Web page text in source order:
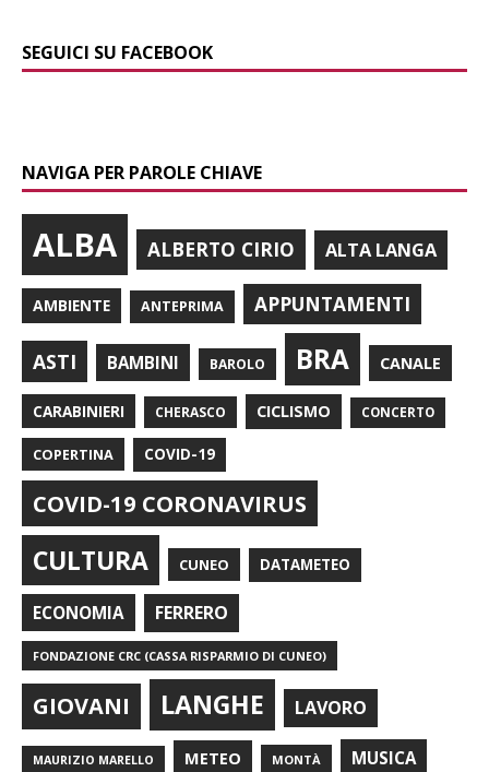
SEGUICI SU FACEBOOK
NAVIGA PER PAROLE CHIAVE
ALBA ALBERTO CIRIO ALTA LANGA
AMBIENTE ANTEPRIMA APPUNTAMENTI
ASTI BAMBINI BAROLO BRA CANALE
CARABINIERI CHERASCO CICLISMO CONCERTO
COPERTINA COVID-19
COVID-19 CORONAVIRUS
CULTURA CUNEO DATAMETEO
ECONOMIA FERRERO
FONDAZIONE CRC (CASSA RISPARMIO DI CUNEO)
GIOVANI LANGHE LAVORO
MAURIZIO MARELLO METEO MONTÀ MUSICA